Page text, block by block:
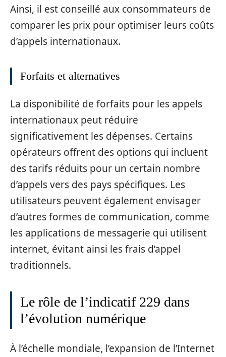
Ainsi, il est conseillé aux consommateurs de
comparer les prix pour optimiser leurs coûts
d’appels internationaux.
Forfaits et alternatives
La disponibilité de forfaits pour les appels
internationaux peut réduire
significativement les dépenses. Certains
opérateurs offrent des options qui incluent
des tarifs réduits pour un certain nombre
d’appels vers des pays spécifiques. Les
utilisateurs peuvent également envisager
d’autres formes de communication, comme
les applications de messagerie qui utilisent
internet, évitant ainsi les frais d’appel
traditionnels.
Le rôle de l’indicatif 229 dans
l’évolution numérique
À l’échelle mondiale, l’expansion de l’Internet